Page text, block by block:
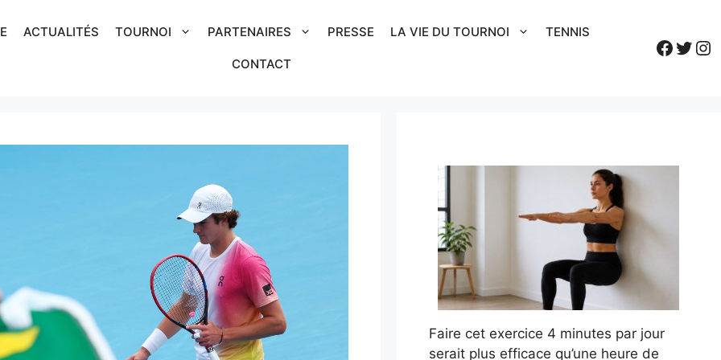
ACTUALITÉS TOURNOI PARTENAIRES PRESSE LA VIE DU TOURNOI TENNIS
CONTACT
Faire cet exercice 4 minutes par jour
serait plus efficace qu’une heure de